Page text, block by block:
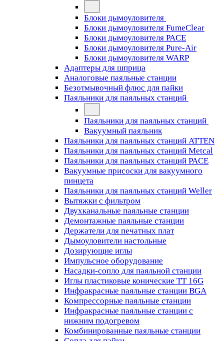
Блоки дымоуловителя
Блоки дымоуловителя FumeClear
Блоки дымоуловителя PACE
Блоки дымоуловителя Pure-Air
Блоки дымоуловителя WARP
Адаптеры для шприца
Аналоговые паяльные станции
Безотмывочный флюс для пайки
Паяльники для паяльных станций
Паяльники для паяльных станций
Вакуумный паяльник
Паяльники для паяльных станций ATTEN
Паяльники для паяльных станций Metcal
Паяльники для паяльных станций PACE
Вакуумные присоски для вакуумного
пинцета
Паяльники для паяльных станций Weller
Вытяжки с фильтром
Двухканальные паяльные станции
Демонтажные паяльные станции
Держатели для печатных плат
Дымоуловители настольные
Дозирующие иглы
Импульсное оборудование
Насадки-сопло для паяльной станции
Иглы пластиковые конические TT 16G
Инфракрасные паяльные станции BGA
Компрессорные паяльные станции
Инфракрасные паяльные станции с
нижним подогревом
Комбинированные паяльные станции